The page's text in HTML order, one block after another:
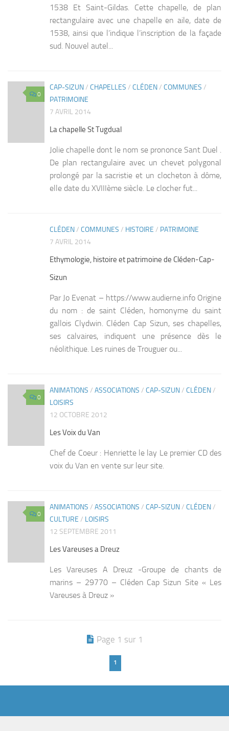
1538 Et Saint-Gildas. Cette chapelle, de plan
rectangulaire avec une chapelle en aile, date de
1538, ainsi que l’indique l’inscription de la façade
sud. Nouvel autel...
0
CAP-SIZUN/ CHAPELLES / CLÉDEN/ COMMUNES /
PATRIMOINE
7 AVRIL 2014
La chapelle St Tugdual
Jolie chapelle dont le nom se prononce Sant Duel .
De plan rectangulaire avec un chevet polygonal
prolongé par la sacristie et un clocheton à dôme,
elle date du XVIIIème siècle. Le clocher fut...
CLÉDEN/ COMMUNES / HISTOIRE / PATRIMOINE
7 AVRIL 2014
Ethymologie, histoire et patrimoine de Cléden-Cap-
Sizun
Par Jo Evenat – https://www.audierne.info Origine
du nom : de saint Cléden, homonyme du saint
gallois Clydwin. Cléden Cap Sizun, ses chapelles,
ses calvaires, indiquent une présence dès le
néolithique. Les ruines de Trouguer ou...
0
ANIMATIONS / ASSOCIATIONS / CAP-SIZUN/ CLÉDEN/
LOISIRS
12 OCTOBRE 2012
Les Voix du Van
Chef de Coeur : Henriette le lay Le premier CD des
voix du Van en vente sur leur site.
0
ANIMATIONS / ASSOCIATIONS / CAP-SIZUN/ CLÉDEN/
CULTURE / LOISIRS
12 SEPTEMBRE 2011
Les Vareuses a Dreuz
Les Vareuses A Dreuz -Groupe de chants de
marins – 29770 – Cléden Cap Sizun Site « Les
Vareuses à Dreuz »
Page 1 sur 1
1